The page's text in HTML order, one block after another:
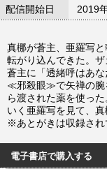
配信開始日 2019
真梛が蒼主、亜羅写
転がり込んできた。
蒼主に「透緒呼はあ
≪邪殺眼≫で矢禅の腕
ら渡された薬を使っ
いく亜羅写を見て、
※あとがきは収録され
電子書店で購入する